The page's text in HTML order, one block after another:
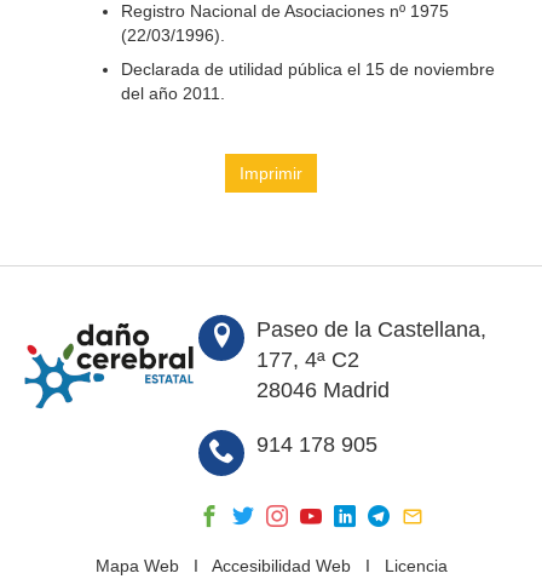
Registro Nacional de Asociaciones nº 1975
(22/03/1996).
Declarada de utilidad pública el 15 de noviembre
del año 2011.
Imprimir
Paseo de la Castellana,
177, 4ª C2
28046 Madrid
914 178 905
Mapa WebI Accesibilidad WebI Licencia